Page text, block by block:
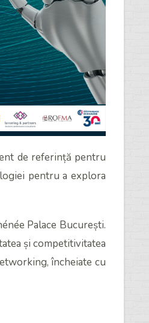
de referință pentru
pentru a explora
Palace București.
și competitivitatea
încheiate cu